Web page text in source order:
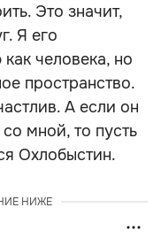
Это значит,
Я его
человека, но
пространство.
А если он
мной, то пусть
Охлобыстин.
НИЖЕ